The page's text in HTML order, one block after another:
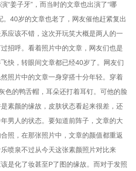
“姜子牙”，而当时的文章也出演了“哪
。40岁的文章也老了，网友催他赶紧复出
应该不错，这次开玩笑大概是两人的一
招呼。看着照片中的文章，网友们也是
快，转眼间文章都已经40岁了。网友们
照片中的文章一身穿搭十分年轻。穿着
色的鸭舌帽，耳朵还打着耳钉。可他的脸
是素颜的缘故，皮肤状态看起来很差，还
男人的状态。要知道前阵子，文章的大
照，在那张照片中，文章的颜值都重返
喷泉不过从今天这张素颜照片对比来
是化了妆甚至P了图的缘故。而对于发照